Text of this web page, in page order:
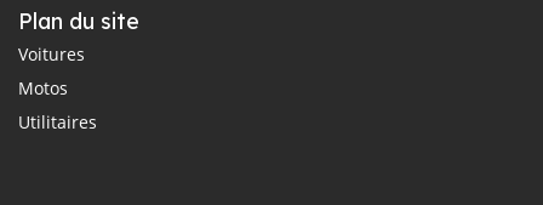
Plan du site
Voitures
Motos
Utilitaires